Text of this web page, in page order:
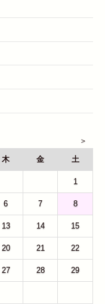
木 金 土
1
6 7 8
13 14 15
20 21 22
27 28 29